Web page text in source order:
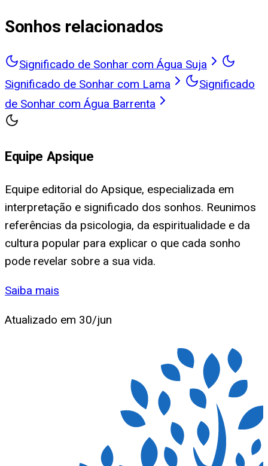
Sonhos relacionados
Significado de Sonhar com Água Suja
Significado de Sonhar com Lama
Significado
de Sonhar com Água Barrenta
Equipe Apsique
Equipe editorial do Apsique, especializada em
interpretação e significado dos sonhos. Reunimos
referências da psicologia, da espiritualidade e da
cultura popular para explicar o que cada sonho
pode revelar sobre a sua vida.
Saiba mais
Atualizado em 30/jun